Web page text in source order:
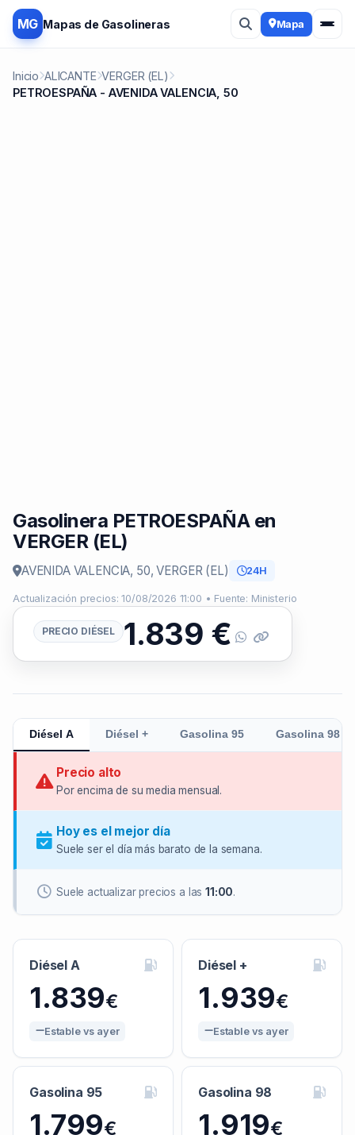
MG Mapas de Gasolineras Mapa
Inicio ALICANTE VERGER (EL)
PETROESPAÑA - AVENIDA VALENCIA, 50
Gasolinera PETROESPAÑA en
VERGER (EL)
AVENIDA VALENCIA, 50, VERGER (EL) 24H
Actualización precios: 10/08/2026 11:00 • Fuente: Ministerio
PRECIO DIÉSEL 1.839 €
Diésel A Diésel + Gasolina 95 Gasolina 98
Precio alto
Por encima de su media mensual.
Hoy es el mejor día
Suele ser el día más barato de la semana.
Suele actualizar precios a las11:00.
Diésel A
1.839€
Estable vs ayer
Diésel +
1.939€
Estable vs ayer
Gasolina 95
1.799€
Gasolina 98
1.919€